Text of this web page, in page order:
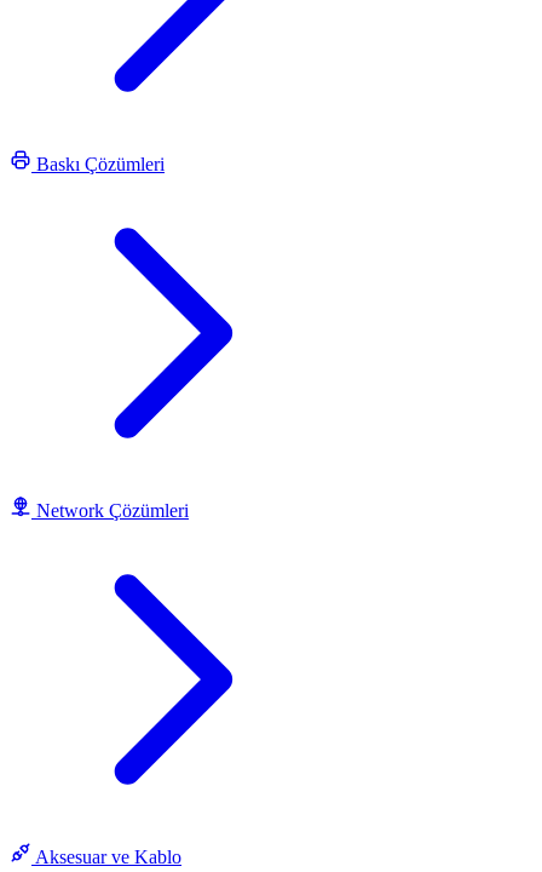
Baskı Çözümleri
Network Çözümleri
Aksesuar ve Kablo